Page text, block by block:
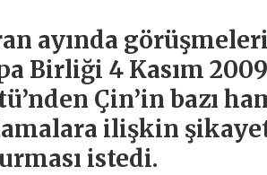
ayında
Birliği 4 Kasım
Çin’in bazı
ilişkin
istedi.